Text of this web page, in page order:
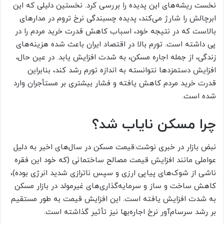
نخست ریشه‌های این پدیده را بررسی کرد. نخستین دلیلی که این
ابرچالش را شارژ می‌کند، پدیده چسبندگی نرخ تروم در مدارهای
بالاست که در نتیجه خود، اسباب کاهش قدرت خرید مردم را در
پی داشته است. تورم بالا در اقتصاد ایران باعث شده هزینه‌های
زندگی، از جمله اجاره مسکن، به شدت افزایش یابد. در عین حال،
افزایش دستمزدها نتوانسته به اندازه تورم رشد کند، بنابراین
قدرت خرید مردم کاهش یافته و فشار بیشتری بر مستأجران وارد
شده است.
چرا مسکن نایاب شد؟
نبض بازار در خبری نوشت:قیمت مسکن در سال‌های اخیر به دلیل
عواملی مانند افزایش قیمت مصالح ساختمانی (که خود این فقره
ناشی از شوک‌های پیاپی ارزی و سپس ناترازی شدید انرژی بوده)،
کاهش ساخت و ساز و سرمایه‌گذاری‌های غیرمولد در بازار مسکن
به شدت افزایش یافته است. این افزایش قیمت به طور مستقیم
بر رشد سرسام‌آور نرخ اجاره‌بها نیز تأثیر گذاشته است.